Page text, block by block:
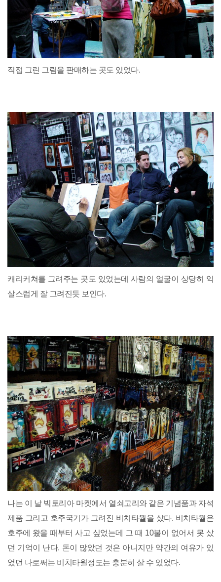
직접 그린 그림을 판매하는 곳도 있었다.
캐리커쳐를 그려주는 곳도 있었는데 사람의 얼굴이 상당히 익
살스럽게 잘 그려진듯 보인다.
나는 이 날 빅토리아 마켓에서 열쇠고리와 같은 기념품과 자석
제품 그리고 호주국기가 그려진 비치타월을 샀다. 비치타월은
호주에 왔을 때부터 사고 싶었는데 그 때 10불이 없어서 못 샀
던 기억이 난다. 돈이 많았던 것은 아니지만 약간의 여유가 있
었던 나로써는 비치타월정도는 충분히 살 수 있었다.